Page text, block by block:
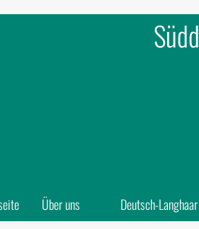
Über uns Deutsch-Langhaar